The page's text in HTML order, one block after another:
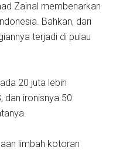
Zainal membenarkan
Bahkan, dari
terjadi di pulau
20 juta lebih
dan ironisnya 50
limbah kotoran